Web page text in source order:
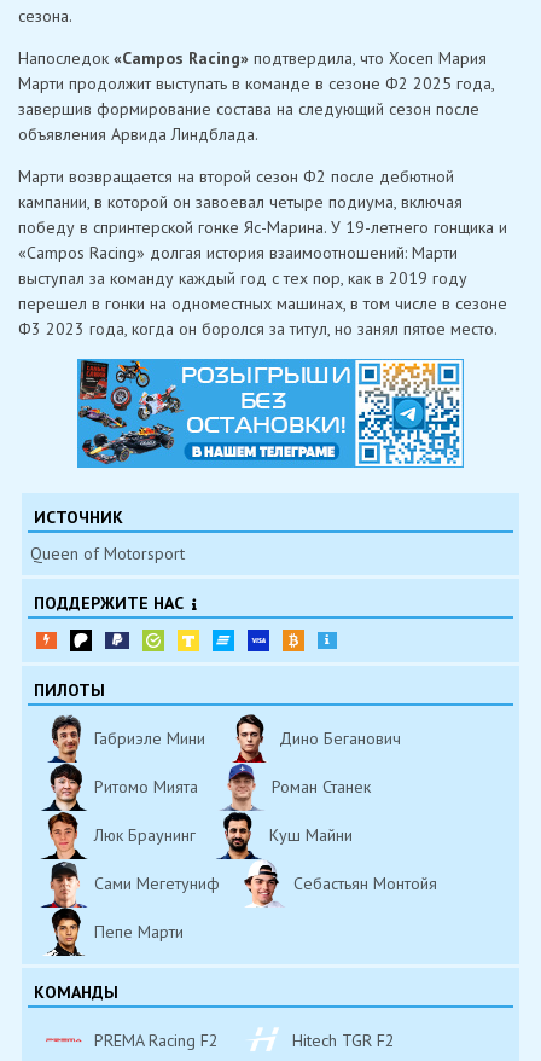
сезона.
Напоследок «Campos Racing» подтвердила, что Хосеп Мария
Марти продолжит выступать в команде в сезоне Ф2 2025 года,
завершив формирование состава на следующий сезон после
объявления Арвида Линдблада.
Марти возвращается на второй сезон Ф2 после дебютной
кампании, в которой он завоевал четыре подиума, включая
победу в спринтерской гонке Яс-Марина. У 19-летнего гонщика и
«Campos Racing» долгая история взаимоотношений: Марти
выступал за команду каждый год с тех пор, как в 2019 году
перешел в гонки на одноместных машинах, в том числе в сезоне
Ф3 2023 года, когда он боролся за титул, но занял пятое место.
ИСТОЧНИК
Queen of Motorsport
ПОДДЕРЖИТЕ НАС
ПИЛОТЫ
Габриэле Мини Дино Беганович
Ритомо Мията Роман Станек
Люк Браунинг Куш Майни
Сами Мегетуниф Себастьян Монтойя
Пепе Марти
КОМАНДЫ
PREMA Racing F2 Hitech TGR F2